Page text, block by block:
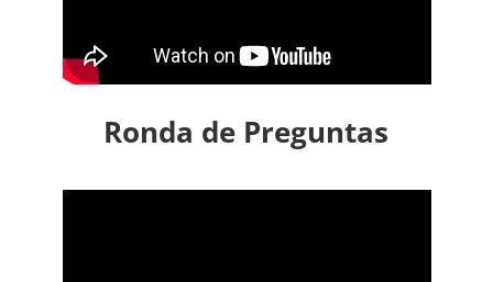
Ronda de Preguntas